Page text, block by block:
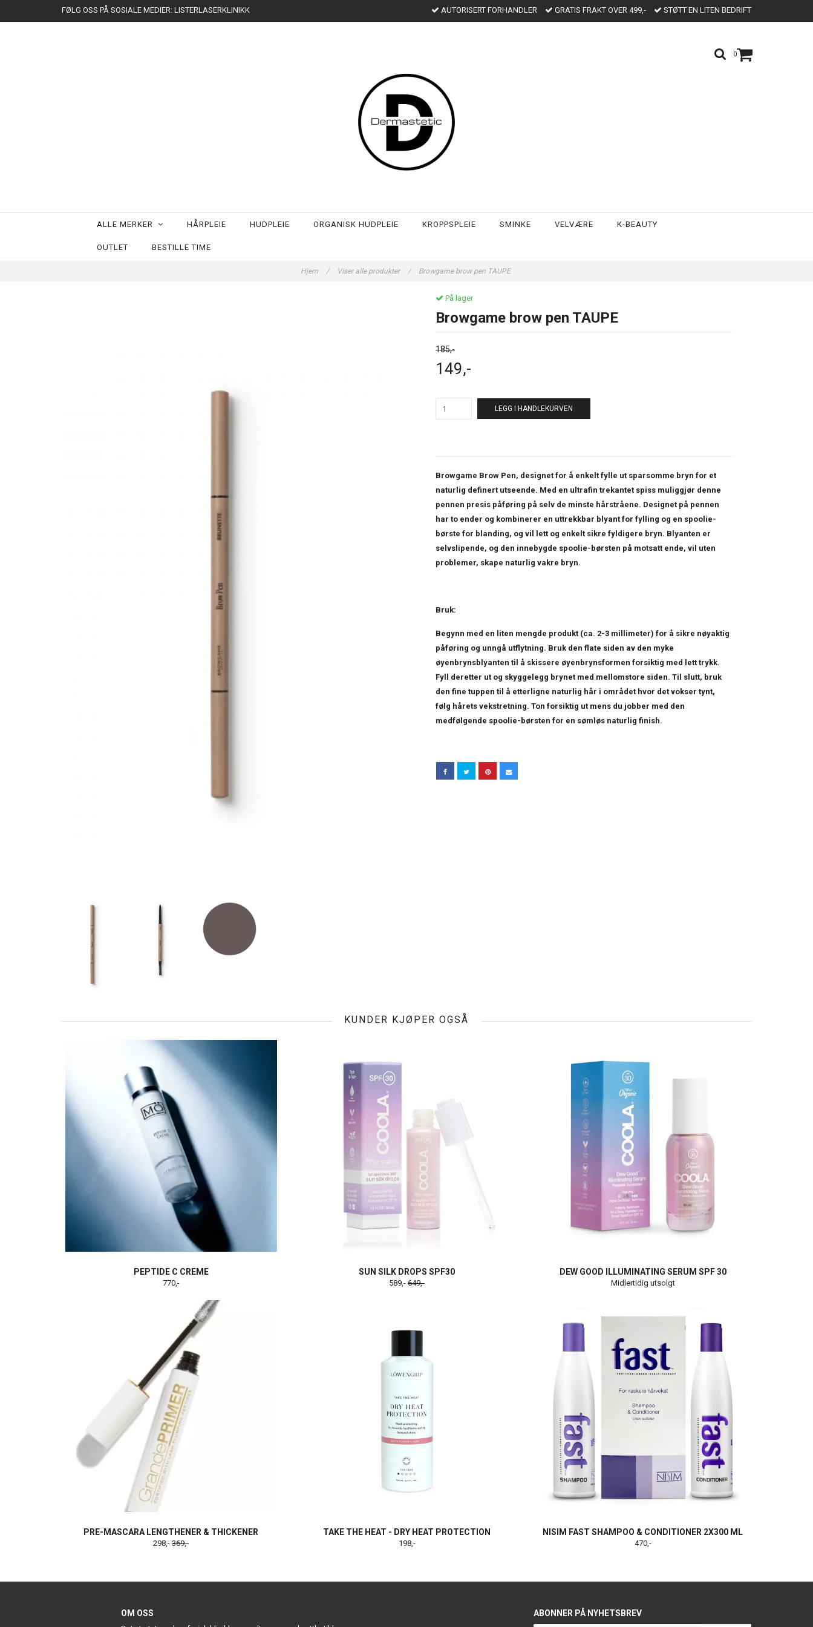
FØLG OSS PÅ SOSIALE MEDIER: LISTERLASERKLINIKK AUTORISERT FORHANDLER GRATIS FRAKT OVER 499,- STØTT EN LITEN BEDRIFT
0
ALLE MERKER HÅRPLEIE HUDPLEIE ORGANISK HUDPLEIE KROPPSPLEIE SMINKE VELVÆRE K-BEAUTY
OUTLET BESTILLE TIME
Hjem / Viser alle produkter / Browgame brow pen TAUPE
På lager
Browgame brow pen TAUPE
185,-
149,-
LEGG I HANDLEKURVEN
Browgame Brow Pen, designet for å enkelt fylle ut sparsomme bryn for et
naturlig definert utseende. Med en ultrafin trekantet spiss muliggjør denne
pennen presis påføring på selv de minste hårstråene. Designet på pennen
har to ender og kombinerer en uttrekkbar blyant for fylling og en spoolie-
børste for blanding, og vil lett og enkelt sikre fyldigere bryn. Blyanten er
selvslipende, og den innebygde spoolie-børsten på motsatt ende, vil uten
problemer, skape naturlig vakre bryn.
Bruk:
Begynn med en liten mengde produkt (ca. 2-3 millimeter) for å sikre nøyaktig
påføring og unngå utflytning. Bruk den flate siden av den myke
øyenbrynsblyanten til å skissere øyenbrynsformen forsiktig med lett trykk.
Fyll deretter ut og skyggelegg brynet med mellomstore siden. Til slutt, bruk
den fine tuppen til å etterligne naturlig hår i området hvor det vokser tynt,
følg hårets vekstretning. Ton forsiktig ut mens du jobber med den
medfølgende spoolie-børsten for en sømløs naturlig finish.
KUNDER KJØPER OGSÅ
PEPTIDE C CREME
770,-
SUN SILK DROPS SPF30
589,- 649,-
DEW GOOD ILLUMINATING SERUM SPF 30
Midlertidig utsolgt
PRE-MASCARA LENGTHENER & THICKENER
298,- 369,-
TAKE THE HEAT - DRY HEAT PROTECTION
198,-
NISIM FAST SHAMPOO & CONDITIONER 2X300 ML
470,-
OM OSS ABONNER PÅ NYHETSBREV